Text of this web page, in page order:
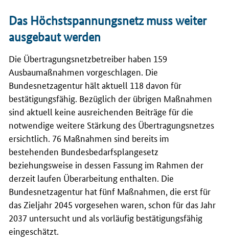
Das Höchstspannungsnetz muss weiter
ausgebaut werden
Die Übertragungsnetzbetreiber haben 159
Ausbaumaßnahmen vorgeschlagen. Die
Bundesnetzagentur hält aktuell 118 davon für
bestätigungsfähig. Bezüglich der übrigen Maßnahmen
sind aktuell keine ausreichenden Beiträge für die
notwendige weitere Stärkung des Übertragungsnetzes
ersichtlich. 76 Maßnahmen sind bereits im
bestehenden Bundesbedarfsplangesetz
beziehungsweise in dessen Fassung im Rahmen der
derzeit laufen Überarbeitung enthalten. Die
Bundesnetzagentur hat fünf Maßnahmen, die erst für
das Zieljahr 2045 vorgesehen waren, schon für das Jahr
2037 untersucht und als vorläufig bestätigungsfähig
eingeschätzt.